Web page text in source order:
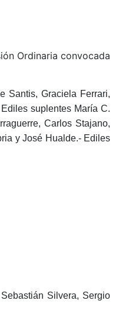
Ordinaria convocada
Santis, Graciela Ferrari,
suplentes María C.
Carlos Stajano,
yJosé Hualde.- Ediles
Silvera, Sergio